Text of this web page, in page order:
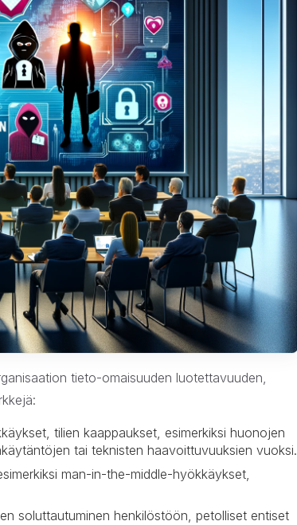
tieto-omaisuuden luotettavuuden,
tilien kaappaukset, esimerkiksi huonojen
tai teknisten haavoittuvuuksien vuoksi.
man-in-the-middle-hyökkäykset,
soluttautuminen henkilöstöön, petolliset entiset